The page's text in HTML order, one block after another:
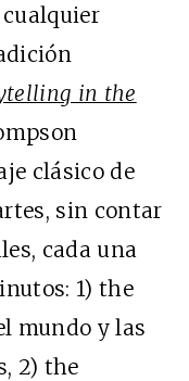
in the
clásico de
sin contar
cada una
1) the
mundo y las
2) the